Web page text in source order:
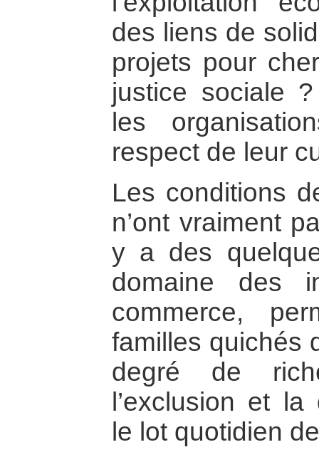
des liens de
projets pour
justice sociale
les
respect de leur
Les conditions
n’ont vraiment
y a des
domaine des
commerce,
familles quichés
degré de
l’exclusion et
le lot quotidien